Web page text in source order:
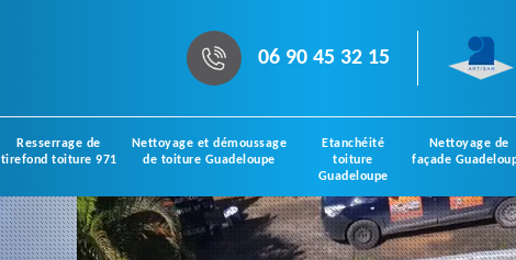
06 90 45 32 15
Resserrage de
tirefond toiture 971
Nettoyage et démoussage
de toiture Guadeloupe
Etanchéité
toiture
Guadeloupe
Nettoyage de
façade